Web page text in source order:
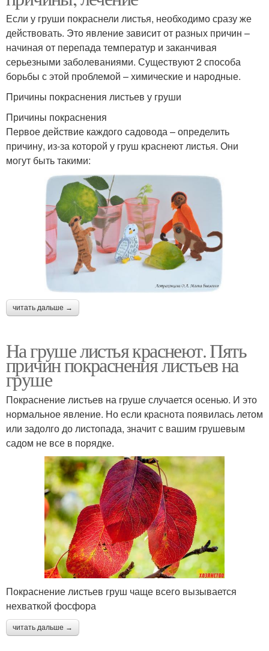
Если у груши покраснели листья, необходимо сразу же
действовать. Это явление зависит от разных причин –
начиная от перепада температур и заканчивая
серьезными заболеваниями. Существуют 2 способа
борьбы с этой проблемой – химические и народные.
Причины покраснения листьев у груши
Причины покраснения
Первое действие каждого садовода – определить
причину, из-за которой у груш краснеют листья. Они
могут быть такими:
читать дальше →
На груше листья краснеют. Пять
причин покраснения листьев на
груше
Покраснение листьев на груше случается осенью. И это
нормальное явление. Но если краснота появилась летом
или задолго до листопада, значит с вашим грушевым
садом не все в порядке.
Покраснение листьев груш чаще всего вызывается
нехваткой фосфора
читать дальше →